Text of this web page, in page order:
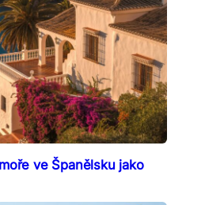
ve Španělsku jako